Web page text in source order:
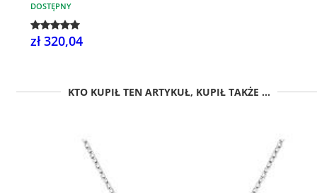
DOSTĘPNY
zł 320,04
KTO KUPIŁ TEN ARTYKUŁ, KUPIŁ TAKŻE ...